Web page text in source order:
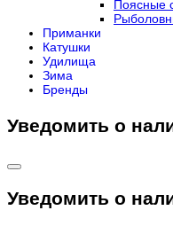
Поясные
Приманки
Катушки
Удилища
Зима
Бренды
Уведомить о
Уведомить о